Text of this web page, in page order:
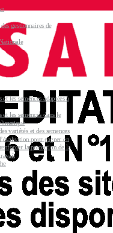
gestionnaires de
les semences adaptées à
les semences dans le
variétés et des semences
pour gagner en
la protection de la